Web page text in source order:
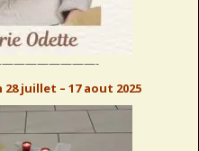
juillet – 17 aout 2025